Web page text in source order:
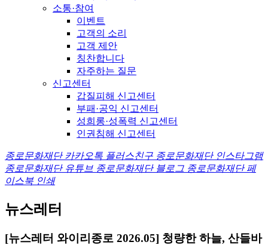
소통·참여
이벤트
고객의 소리
고객 제안
칭찬합니다
자주하는 질문
신고센터
갑질피해 신고센터
부패·공익 신고센터
성희롱·성폭력 신고센터
인권침해 신고센터
종로문화재단 카카오톡 플러스친구 종로문화재단 인스타그램
종로문화재단 유튜브 종로문화재단 블로그 종로문화재단 페
이스북 인쇄
뉴스레터
[뉴스레터 와이리종로 2026.05] 청량한 하늘, 산들바